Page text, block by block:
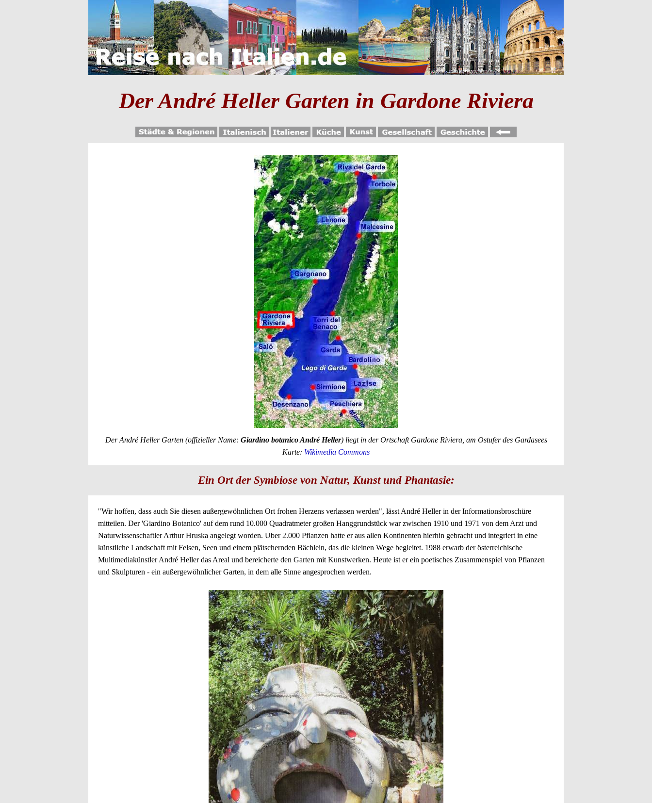
Der André Heller Garten in Gardone Riviera
Der André Heller Garten (offizieller Name: Giardino botanico André Heller) liegt in der Ortschaft Gardone Riviera, am Ostufer des Gardasees
Karte: Wikimedia Commons
Ein Ort der Symbiose von Natur, Kunst und Phantasie:
"Wir hoffen, dass auch Sie diesen außergewöhnlichen Ort frohen Herzens verlassen werden", lässt André Heller in der Informationsbroschüre
mitteilen. Der 'Giardino Botanico' auf dem rund 10.000 Quadratmeter großen Hanggrundstück war zwischen 1910 und 1971 von dem Arzt und
Naturwissenschaftler Arthur Hruska angelegt worden. Uber 2.000 Pflanzen hatte er aus allen Kontinenten hierhin gebracht und integriert in eine
künstliche Landschaft mit Felsen, Seen und einem plätschernden Bächlein, das die kleinen Wege begleitet. 1988 erwarb der österreichische
Multimediakünstler André Heller das Areal und bereicherte den Garten mit Kunstwerken. Heute ist er ein poetisches Zusammenspiel von Pflanzen
und Skulpturen - ein außergewöhnlicher Garten, in dem alle Sinne angesprochen werden.